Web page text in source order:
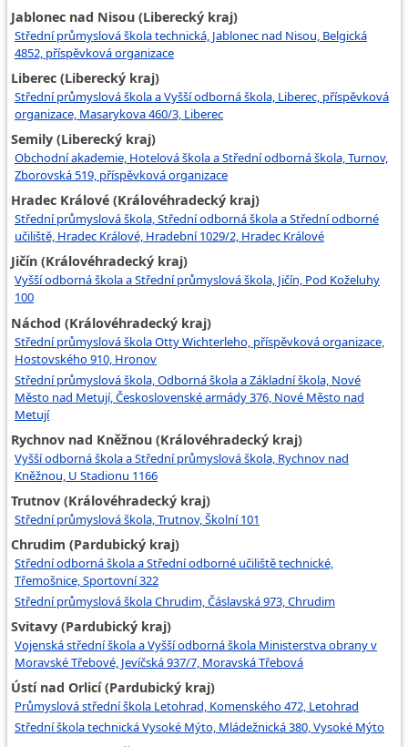
Jablonec nad Nisou (Liberecký kraj)
Střední průmyslová škola technická, Jablonec nad Nisou, Belgická
4852, příspěvková organizace
Liberec (Liberecký kraj)
Střední průmyslová škola a Vyšší odborná škola, Liberec, příspěvková
organizace, Masarykova 460/3, Liberec
Semily (Liberecký kraj)
Obchodní akademie, Hotelová škola a Střední odborná škola, Turnov,
Zborovská 519, příspěvková organizace
Hradec Králové (Královéhradecký kraj)
Střední průmyslová škola, Střední odborná škola a Střední odborné
učiliště, Hradec Králové, Hradební 1029/2, Hradec Králové
Jičín (Královéhradecký kraj)
Vyšší odborná škola a Střední průmyslová škola, Jičín, Pod Koželuhy
100
Náchod (Královéhradecký kraj)
Střední průmyslová škola Otty Wichterleho, příspěvková organizace,
Hostovského 910, Hronov
Střední průmyslová škola, Odborná škola a Základní škola, Nové
Město nad Metují, Československé armády 376, Nové Město nad
Metují
Rychnov nad Kněžnou (Královéhradecký kraj)
Vyšší odborná škola a Střední průmyslová škola, Rychnov nad
Kněžnou, U Stadionu 1166
Trutnov (Královéhradecký kraj)
Střední průmyslová škola, Trutnov, Školní 101
Chrudim (Pardubický kraj)
Střední odborná škola a Střední odborné učiliště technické,
Třemošnice, Sportovní 322
Střední průmyslová škola Chrudim, Čáslavská 973, Chrudim
Svitavy (Pardubický kraj)
Vojenská střední škola a Vyšší odborná škola Ministerstva obrany v
Moravské Třebové, Jevíčská 937/7, Moravská Třebová
Ústí nad Orlicí (Pardubický kraj)
Průmyslová střední škola Letohrad, Komenského 472, Letohrad
Střední škola technická Vysoké Mýto, Mládežnická 380, Vysoké Mýto